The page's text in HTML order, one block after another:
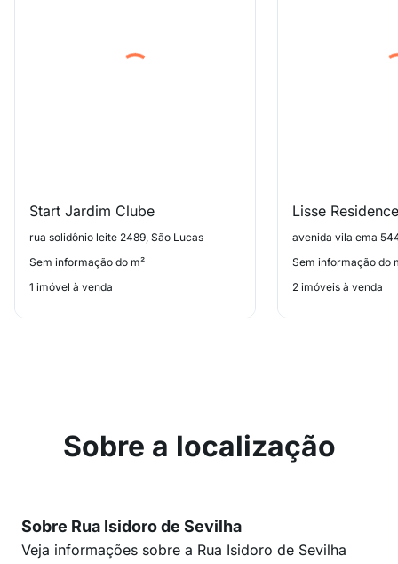
Start Jardim Clube
rua solidônio leite 2489, São Lucas
Sem informação do m²
1 imóvel à venda
Lisse Residence
avenida vila ema
Sem informação do
2 imóveis à venda
Sobre a localização
Sobre Rua Isidoro de Sevilha
Veja informações sobre a Rua Isidoro de Sevilha